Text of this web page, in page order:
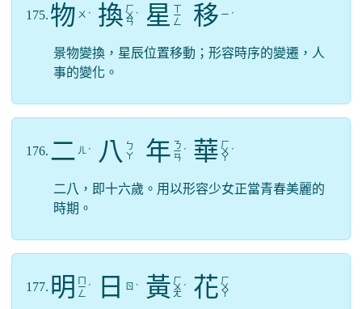
175. 物 ㄨ ˋ 換 ㄏ
ㄨ
ㄢ
ˋ 星 ㄧ
ㄥ 移 ㄧ ˊ
景物變換，星辰位置移動；形容時序的變遷，人
事的變化。
176. 二 ㄦ ˋ 八 ㄅ
ㄚ
年 ㄋ
ㄧ
ㄢ
ˊ 華 ㄏ
ㄨ
ㄚ
ˊ
二八，即十六歲。用以形容少女正當青春美麗的
時期。
177. 明 ㄧ
ㄥ
ˊ 日 ㄖ ˋ 黃 ㄏ
ㄨ
ㄤ
ˊ 花 ㄏ
ㄨ
ㄚ